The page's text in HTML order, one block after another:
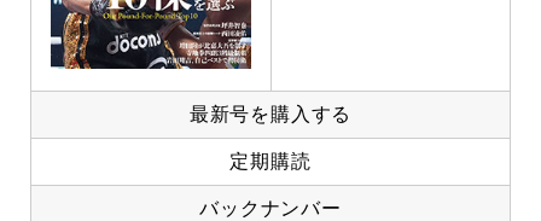
最新号を購入する
定期購読
バックナンバー